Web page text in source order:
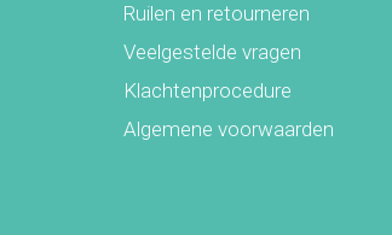
Ruilen en retourneren
Veelgestelde vragen
Klachtenprocedure
Algemene voorwaarden